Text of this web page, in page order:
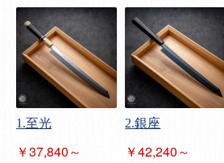
1.至光
￥37,840～
2.銀座
￥42,240～